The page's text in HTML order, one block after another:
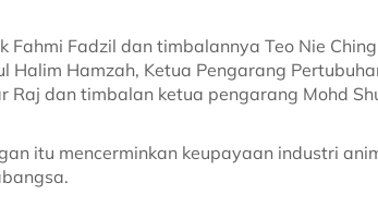
Fahmi Fadzil dan timbalannya Teo Nie
Halim Hamzah, Ketua Pengarang
Raj dan timbalan ketua pengarang Mohd
itu mencerminkan keupayaan industri